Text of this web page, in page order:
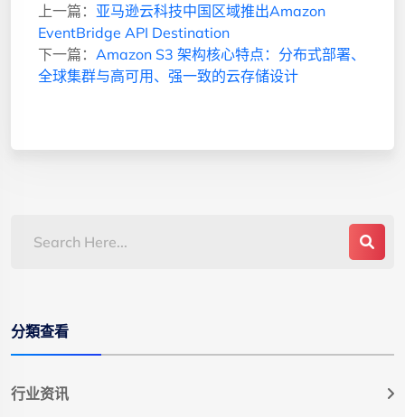
上一篇： 亚马逊云科技中国区域推出Amazon
EventBridge API Destination
下一篇： Amazon S3 架构核心特点：分布式部署、
全球集群与高可用、强一致的云存储设计
分類查看
行业资讯